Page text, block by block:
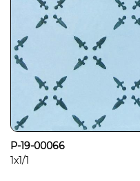
P-19-00066
1x1/1